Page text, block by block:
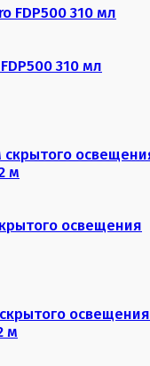
310 мл
освещения